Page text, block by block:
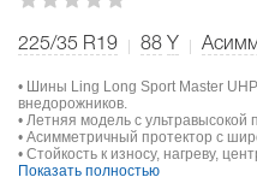
225/35 R19 88 Y
• Шины Ling Long Sport Master
внедорожников.
• Летняя модель с ультравысокой
• Асимметричный протектор с
• Стойкость к износу, нагреву,
Показать полностью